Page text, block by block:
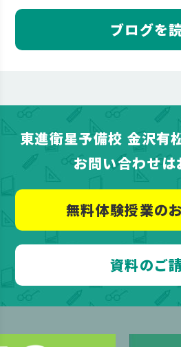
ブログを
東進衛星予備校 金沢有
お問い合わせは
無料体験授業の
資料のご